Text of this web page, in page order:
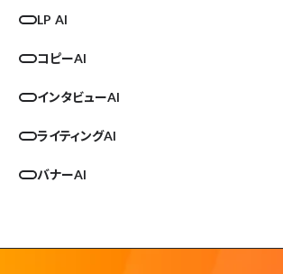
LP AI
コピーAI
インタビューAI
ライティングAI
バナーAI